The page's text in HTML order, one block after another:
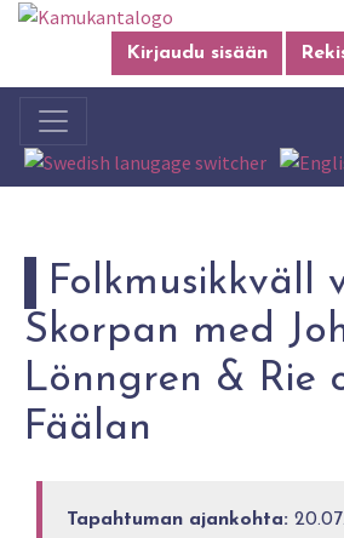
Kirjaudu sisään
Folkmusikkväll
Skorpan med
Lönngren & Rie
Fäälan
Tapahtuman ajankohta: